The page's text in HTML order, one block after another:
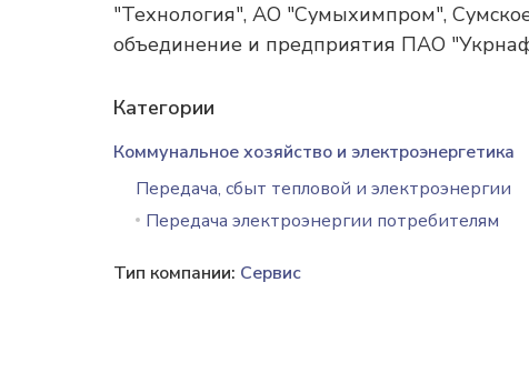
"Технология", АО "Сумыхимпром",
объединение и предприятия ПАО
Категории
Коммунальное хозяйство и электроэнергетика
Передача, сбыт тепловой и электроэнергии
Передача электроэнергии потребителям
Тип компании: Сервис